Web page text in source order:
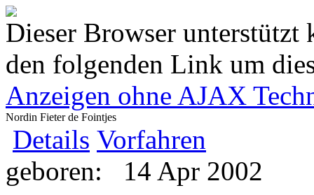
Dieser Browser
den folgenden Link um
Anzeigen ohne AJAX
Nordin Fieter de Fointjes
Details Vorfahren
geboren:
14 Apr 2002